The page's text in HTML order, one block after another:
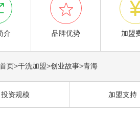
介

品牌优势

加盟
首页>干洗加盟>创业故事>青海
投资规模 加盟支持